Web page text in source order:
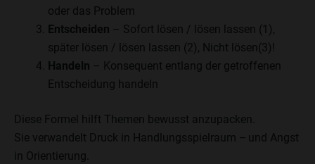
oder das Problem
Entscheiden – Sofort lösen / lösen lassen (1),
später lösen / lösen lassen (2), Nicht lösen(3)!
Handeln – Konsequent entlang der getroffenen
Entscheidung handeln
Diese Formel hilft Themen bewusst anzupacken.
Sie verwandelt Druck in Handlungsspielraum – und Angst
in Orientierung.